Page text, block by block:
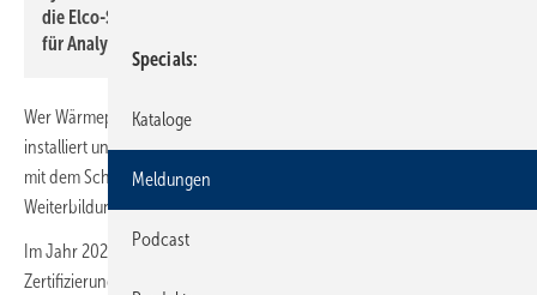
die Elco-Schulungen vermitteln praxisorientierte Methoden
für Analyse und Optimierung von Wärmepumpenanlagen.
Wer Wärmepumpen und moderne Heizsysteme fachgerecht plant,
installiert und wartet, benötigt aktuelles Praxiswissen. Elco bietet dafür
mit dem Schulungsprogramm „Elco Experience“ ein bundesweites
Weiterbildungsangebot.
Im Jahr 2026 umfasst das Programm Seminare, Trainings und
Zertifizierungen an mehreren regionalen Standorten. Im Fokus stehen
Specials
Kataloge
Meldungen
Podcast